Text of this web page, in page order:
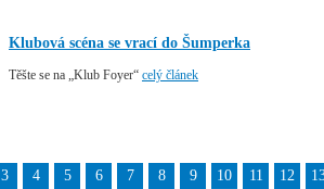
Klubová scéna se vrací do Šumperka
Těšte se na „Klub Foyer“ celý článek
3 4 5 6 7 8 9 10 11 12